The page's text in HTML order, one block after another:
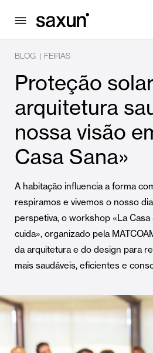
BLOG | FEIRAS
Proteção
arquitetura
nossa visão
Casa Sana»
A habitação influencia a forma
respiramos e vivemos o nosso
perspetiva, o workshop «La Casa
cuida», organizado pela
da arquitetura e do design para
mais saudáveis, eficientes e